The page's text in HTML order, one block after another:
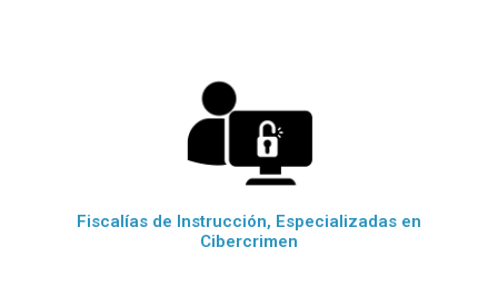
Fiscalías de Instrucción, Especializadas en
Cibercrimen